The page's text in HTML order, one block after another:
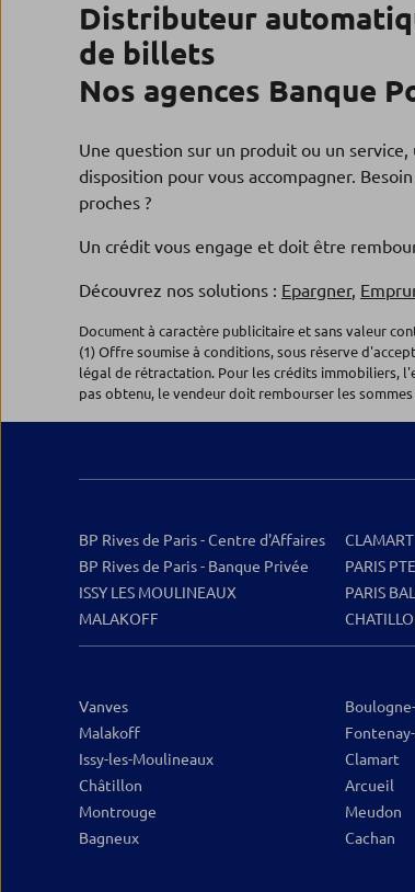
Distributeur
de billets
Nos agences Banque
Une question sur un produit ou un
disposition pour vous accompagner.
proches ?
Un crédit vous engage et doit être
Découvrez nos solutions : Epargner,
Document à caractère publicitaire et sans valeur
(1) Offre soumise à conditions, sous réserve
légal de rétractation. Pour les crédits immobiliers,
pas obtenu, le vendeur doit rembourser les sommes
BP Rives de Paris - Centre d'Affaires
BP Rives de Paris - Banque Privée
ISSY LES MOULINEAUX
MALAKOFF
CLAMART
PARIS
PARIS
Vanves
Malakoff
Issy-les-Moulineaux
Châtillon
Montrouge
Bagneux
Clamart
Arcueil
Meudon
Cachan